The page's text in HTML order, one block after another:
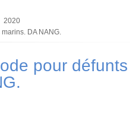
2020
DA NANG.
pour défunts